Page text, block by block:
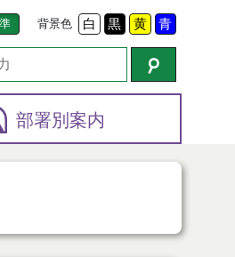
背景色 白 黒 黄 青
部署別案内